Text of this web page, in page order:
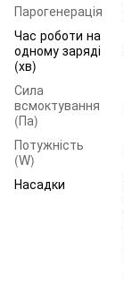
Парогенерація
Час роботи на
одному заряді
(хв)
Сила
всмоктування
(Па)
Потужність
(W)
Насадки